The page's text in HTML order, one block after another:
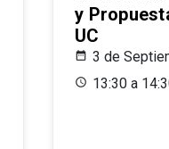
y
UC
3 de
13:30 a